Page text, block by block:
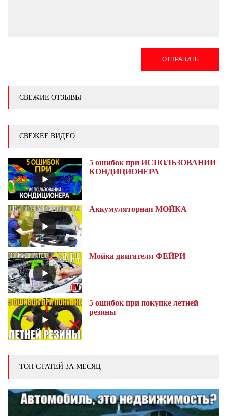
ОТПРАВИТЬ
СВЕЖИЕ ОТЗЫВЫ
СВЕЖЕЕ ВИДЕО
5 ошибок при ИСПОЛЬЗОВАНИИ
КОНДИЦИОНЕРА
Аккумуляторная МОЙКА
Мойка двигателя ФЕЙРИ
5 ошибок при покупке летней
резины
ТОП СТАТЕЙ ЗА МЕСЯЦ